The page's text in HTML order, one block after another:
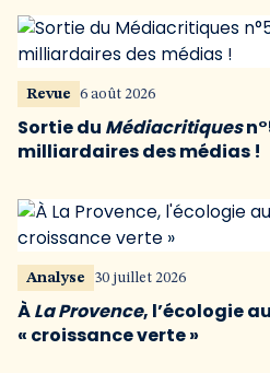
Revue 6 août 2026
Sortie du Médiacritiques
milliardaires des médias !
Analyse 30 juillet 2026
ÀLa Provence, l’écologie
« croissance verte »